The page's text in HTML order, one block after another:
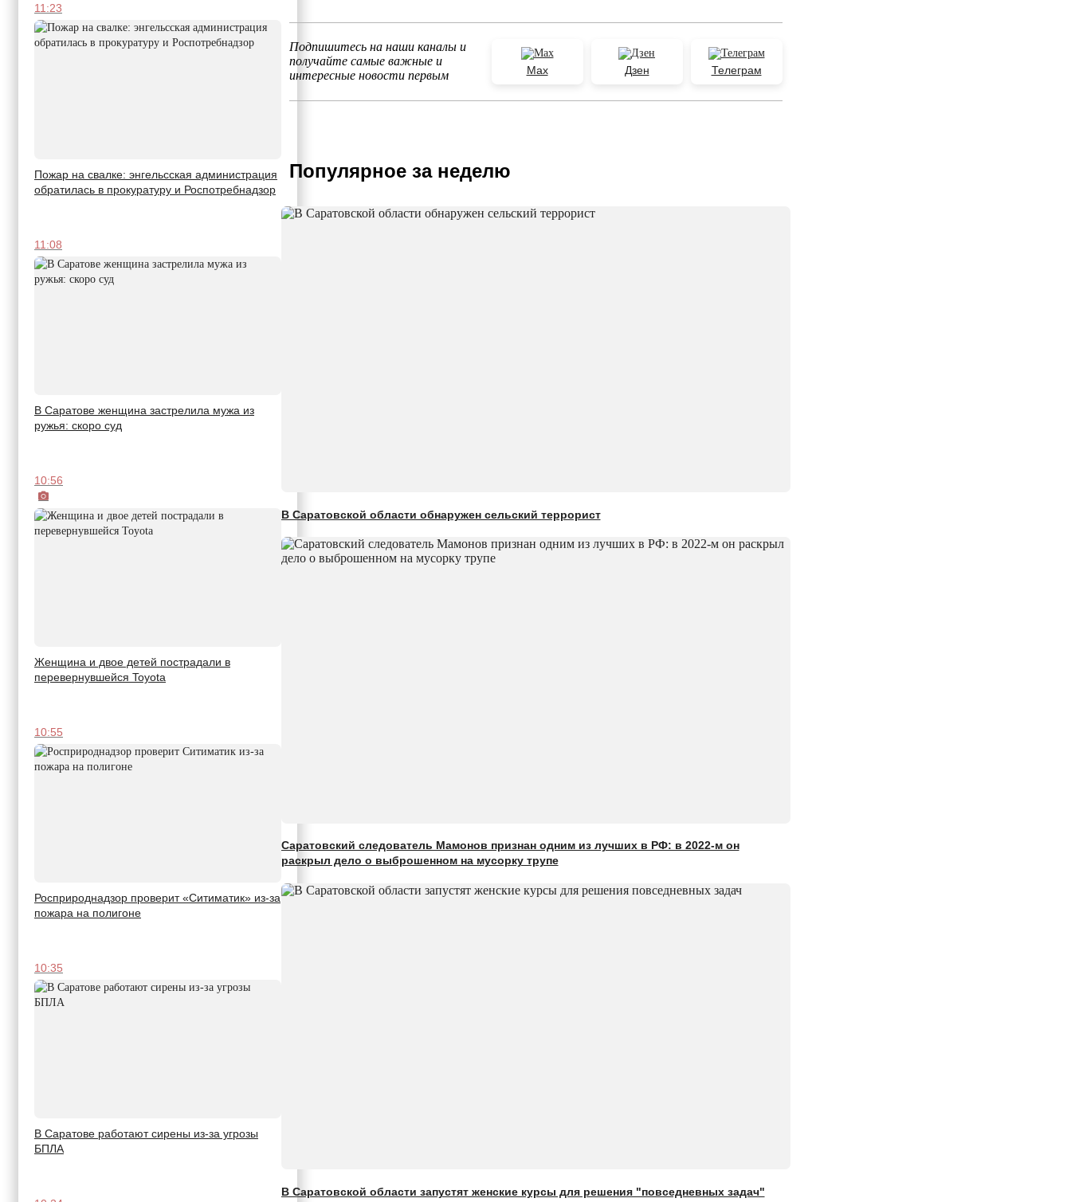
11:23
Пожар на свалке: энгельсская администрация
обратилась в прокуратуру и Роспотребнадзор
11:08
В Саратове женщина застрелила мужа из
ружья: скоро суд
10:56
Женщина и двое детей пострадали в
перевернувшейся Toyota
10:55
Росприроднадзор проверит «Ситиматик» из-за
пожара на полигоне
10:35
В Саратове работают сирены из-за угрозы
БПЛА
Подпишитесь на наши каналы и
получайте самые важные и
интересные новости первым
Max Дзен Телеграм
Популярное за неделю
В Саратовской области обнаружен сельский террорист
Саратовский следователь Мамонов признан одним из лучших в РФ: в 2022-м он
раскрыл дело о выброшенном на мусорку трупе
В Саратовской области запустят женские курсы для решения "повседневных задач"